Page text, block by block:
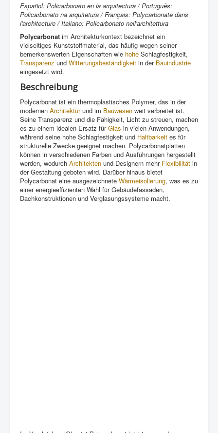
Español: Policarbonato en la arquitectura / Português:
Policarbonato na arquitetura / Français: Polycarbonate dans
l'architecture / Italiano: Policarbonato nell'architettura
Polycarbonat im Architekturkontext bezeichnet ein
vielseitiges Kunststoffmaterial, das häufig wegen seiner
bemerkenswerten Eigenschaften wie hohe Schlagfestigkeit,
Transparenz und Witterungsbeständigkeit in der Bauindustrie
eingesetzt wird.
Beschreibung
Polycarbonat ist ein thermoplastisches Polymer, das in der
modernen Architekturund im Bauwesen weit verbreitet ist.
Seine Transparenz und die Fähigkeit, Licht zu streuen, machen
es zu einem idealen Ersatz fürGlas in vielen Anwendungen,
während seine hohe Schlagfestigkeit und Haltbarkeit es für
strukturelle Zwecke geeignet machen. Polycarbonatplatten
können in verschiedenen Farben und Ausführungen hergestellt
werden, wodurch Architekten und Designern mehr Flexibilität in
der Gestaltung geboten wird. Darüber hinaus bietet
Polycarbonat eine ausgezeichnete Wärmeisolierung, was es zu
einer energieeffizienten Wahl für Gebäudefassaden,
Dachkonstruktionen und Verglasungssysteme macht.